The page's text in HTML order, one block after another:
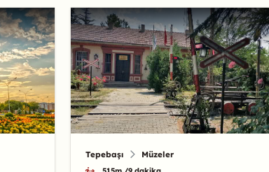
Tepebaşı Müzeler